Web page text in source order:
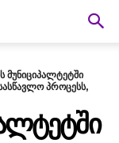
მუნიციპალტეტში
პროცესს,